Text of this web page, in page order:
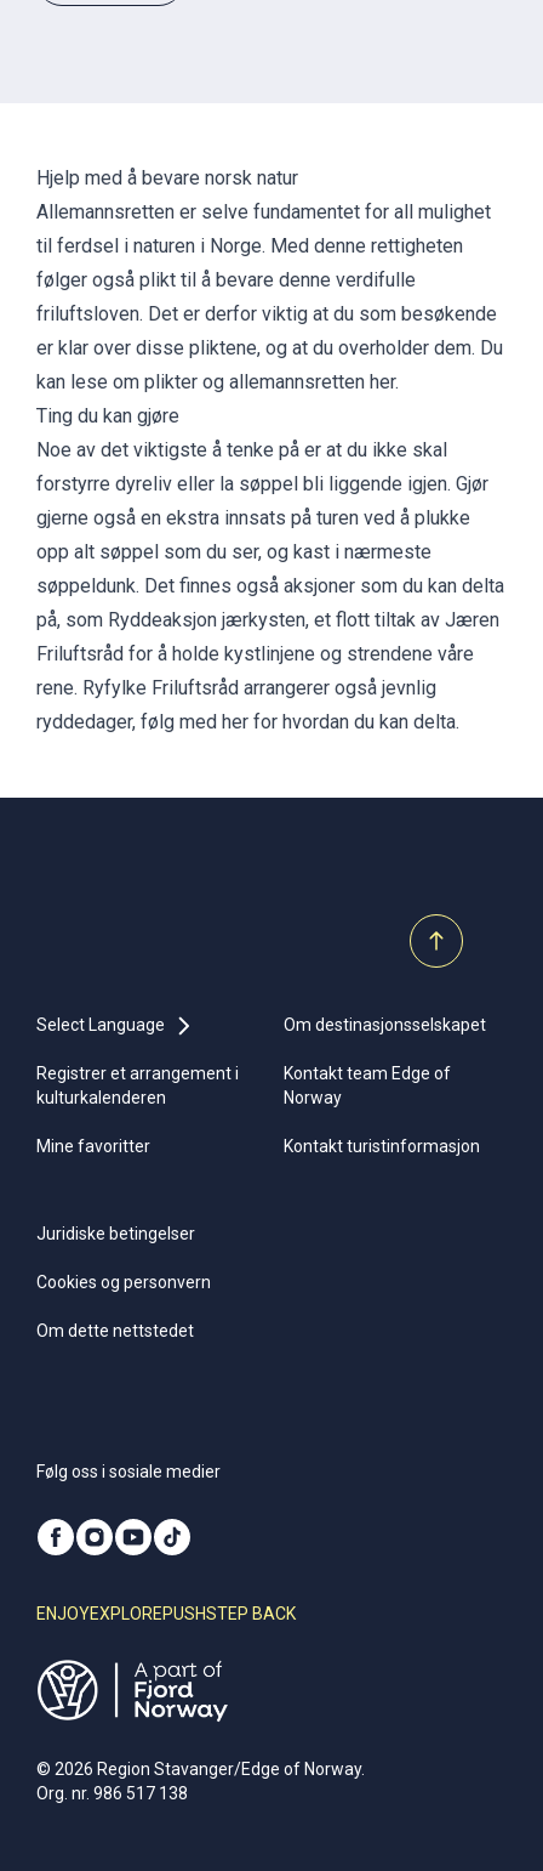
Hjelp med å bevare norsk natur
Allemannsretten er selve fundamentet for all mulighet
til ferdsel i naturen i Norge. Med denne rettigheten
følger også plikt til å bevare denne verdifulle
friluftsloven. Det er derfor viktig at du som besøkende
er klar over disse pliktene, og at du overholder dem. Du
kan lese om plikter og allemannsretten her.
Ting du kan gjøre
Noe av det viktigste å tenke på er at du ikke skal
forstyrre dyreliv eller la søppel bli liggende igjen. Gjør
gjerne også en ekstra innsats på turen ved å plukke
opp alt søppel som du ser, og kast i nærmeste
søppeldunk. Det finnes også aksjoner som du kan delta
på, som Ryddeaksjon jærkysten, et flott tiltak av Jæren
Friluftsråd for å holde kystlinjene og strendene våre
rene. Ryfylke Friluftsråd arrangerer også jevnlig
ryddedager, følg med her for hvordan du kan delta.
Select Language
Registrer et arrangement i
kulturkalenderen
Mine favoritter
Om destinasjonsselskapet
Kontakt team Edge of
Norway
Kontakt turistinformasjon
Juridiske betingelser
Cookies og personvern
Om dette nettstedet
Følg oss i sosiale medier
ENJOYEXPLOREPUSHSTEP BACK
© 2026 Region Stavanger/Edge of Norway.
Org. nr. 986 517 138